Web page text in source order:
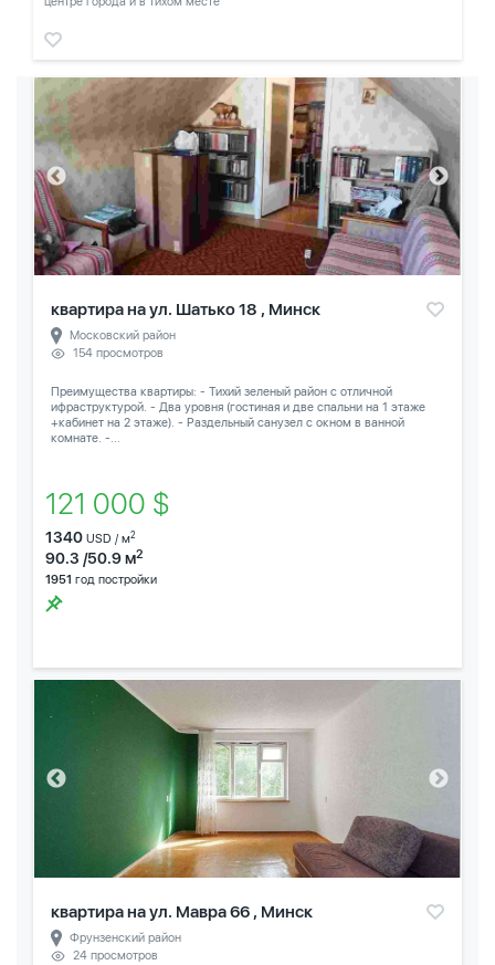
квартира на ул. Шатько 18 , Минск
Московский район
154 просмотров
Преимущества квартиры: - Тихий зеленый район с отличной
ифраструктурой. - Два уровня (гостиная и две спальни на 1 этаже
+кабинет на 2 этаже). - Раздельный санузел с окном в ванной
комнате. -...
121 000 $
1340 USD / м2
90.3 /50.9 м2
1951 год постройки
квартира на ул. Мавра 66 , Минск
Фрунзенский район
24 просмотров